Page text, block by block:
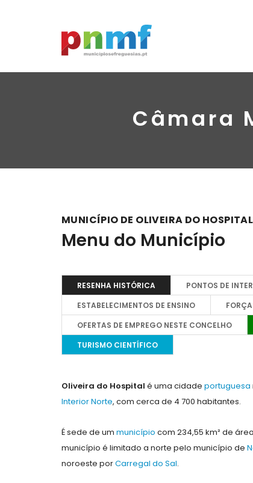
Câmara
MUNICÍPIO DE OLIVEIRA DO HOSPITAL
Menu do Município
RESENHA HISTÓRICA PONTOS DE
ESTABELECIMENTOS DE ENSINO
OFERTAS DE EMPREGO NESTE CONCELHO
TURISMO CIENTÍFICO
Oliveira do Hospital é uma cidade portuguesa
Interior Norte, com cerca de 4 700 habitantes.
É sede de um município com 234,55 km² de
município é limitado a norte pelo município de
noroeste porCarregal do Sal.